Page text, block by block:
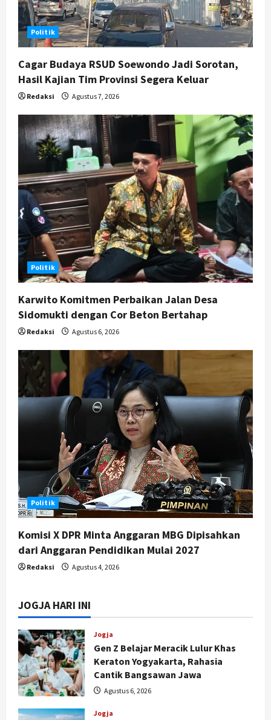
n
Politik
Cagar Budaya RSUD Soewondo Jadi Sorotan,
Hasil Kajian Tim Provinsi Segera Keluar
Redaksi Agustus 7, 2026
Politik
Karwito Komitmen Perbaikan Jalan Desa
Sidomukti dengan Cor Beton Bertahap
Redaksi Agustus 6, 2026
Politik
Komisi X DPR Minta Anggaran MBG Dipisahkan
dari Anggaran Pendidikan Mulai 2027
Redaksi Agustus 4, 2026
JOGJA HARI INI
Jogja
Gen Z Belajar Meracik Lulur Khas
Keraton Yogyakarta, Rahasia
Cantik Bangsawan Jawa
Agustus 6, 2026
Jogja